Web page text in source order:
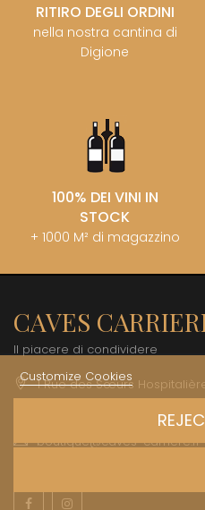
RITIRO DEGLI ORDINI
nella nostra cantina di
Digione
100% DEI VINI IN
STOCK
+ 1000 M² di magazzino
CAVES
Il piacere di condividere
1 Rue des Sœurs
boutique@caves-carriere.fr
Facebook
Customize Cookies